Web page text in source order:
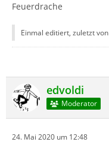
Feuerdrache
Einmal editiert, zuletzt von
edvoldi
Moderator
24. Mai 2020 um 12:48